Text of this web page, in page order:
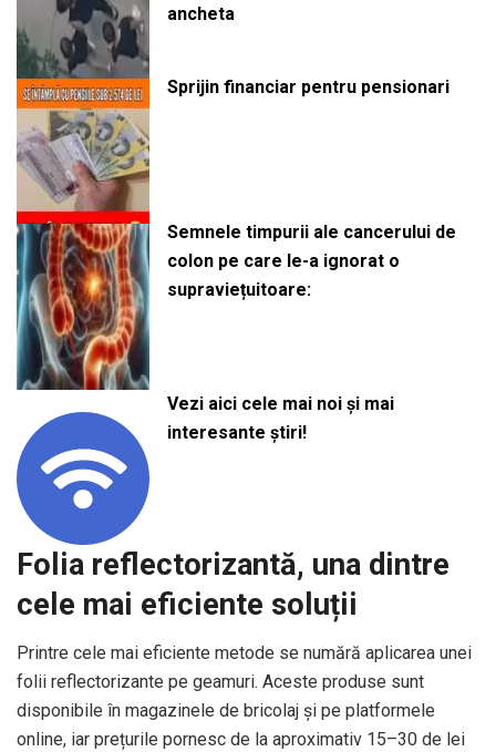
ancheta
Sprijin financiar pentru pensionari
Semnele timpurii ale cancerului de
colon pe care le-a ignorat o
supraviețuitoare:
Vezi aici cele mai noi și mai
interesante știri!
Folia reflectorizantă, una dintre
cele mai eficiente soluții
Printre cele mai eficiente metode se numără aplicarea unei
folii reflectorizante pe geamuri. Aceste produse sunt
disponibile în magazinele de bricolaj și pe platformele
online, iar prețurile pornesc de la aproximativ 15–30 de lei